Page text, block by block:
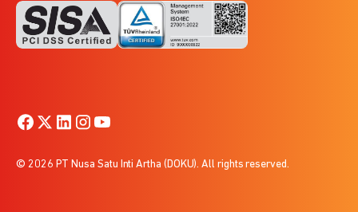
© 2026 PT Nusa Satu Inti Artha (DOKU). All rights reserved.